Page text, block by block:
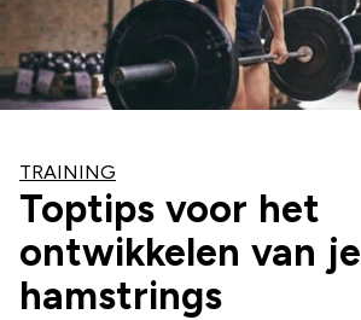
TRAINING
Toptips voor het
ontwikkelen van je
hamstrings